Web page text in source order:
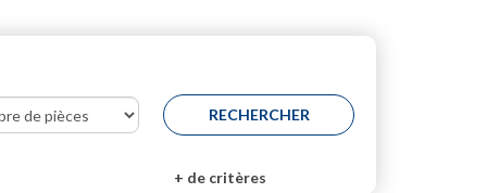
+ de critères